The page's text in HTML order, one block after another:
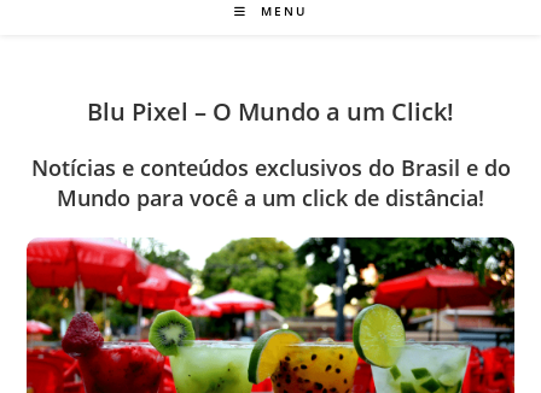
MENU
Blu Pixel – O Mundo a um Click!
Notícias e conteúdos exclusivos do Brasil e do
Mundo para você a um click de distância!